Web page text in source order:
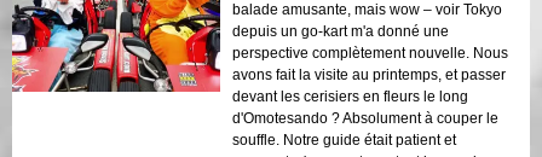
balade amusante, mais wow – voir Tokyo
depuis un go-kart m'a donné une
perspective complètement nouvelle. Nous
avons fait la visite au printemps, et passer
devant les cerisiers en fleurs le long
d'Omotesando ? Absolument à couper le
souffle. Notre guide était patient et